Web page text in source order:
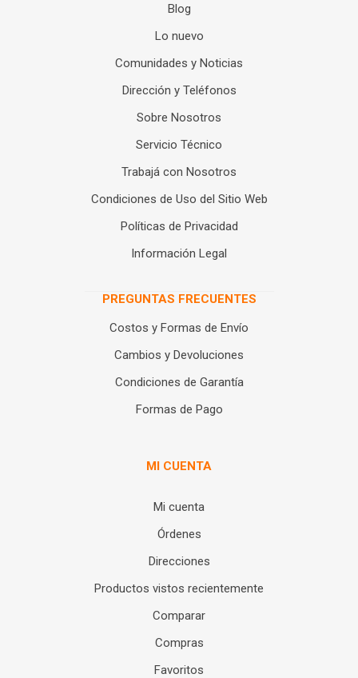
Blog
Lo nuevo
Comunidades y Noticias
Dirección y Teléfonos
Sobre Nosotros
Servicio Técnico
Trabajá con Nosotros
Condiciones de Uso del Sitio Web
Políticas de Privacidad
Información Legal
PREGUNTAS FRECUENTES
Costos y Formas de Envío
Cambios y Devoluciones
Condiciones de Garantía
Formas de Pago
MI CUENTA
Mi cuenta
Órdenes
Direcciones
Productos vistos recientemente
Comparar
Compras
Favoritos